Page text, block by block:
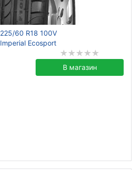
225/60 R18 100V
Imperial Ecosport
В магазин